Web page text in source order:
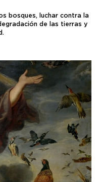
bosques, luchar contra la
de las tierras y